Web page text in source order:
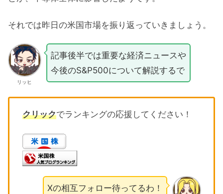
それでは昨日の米国市場を振り返っていきましょう。
リッヒ
記事後半では重要な経済ニュースや
今後のS&P500について解説するで
クリックでランキングの応援してください！
Xの相互フォロー待ってるわ！